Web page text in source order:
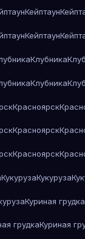
Кейптаун
Кейптаун
Клубника
Клубника
Красноярск
Красноярск
Красноярск
КукурузаКукуруза
Куриная грудка
грудкаКуриная